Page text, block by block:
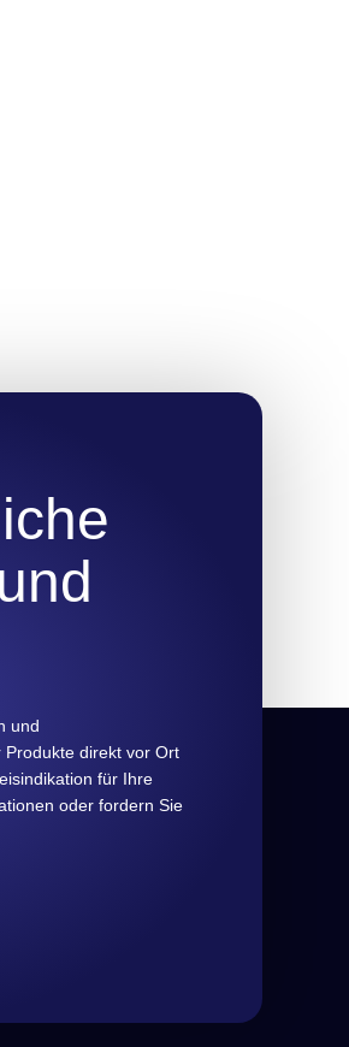
und
direkt vor Ort
für Ihre
oder fordern Sie